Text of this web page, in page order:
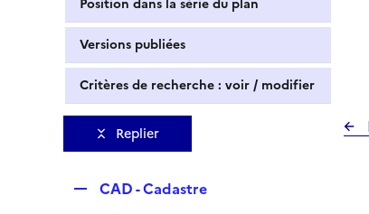
Position dans la série du plan
Versions publiées
Critères de recherche : voir / modifier
Replier
CAD - Cadastre